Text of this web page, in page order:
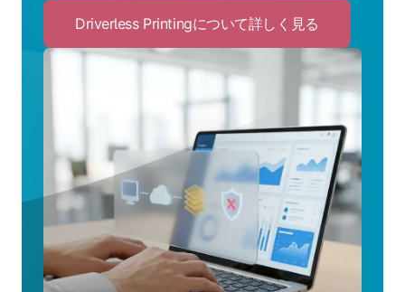
Driverless Printingについて詳しく見る
to
Driverless
Printing
つ
い
て
詳
し
く
見